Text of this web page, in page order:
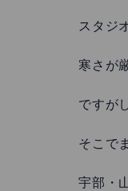
スタジ
寒さが
ですが
そこで
宇部・